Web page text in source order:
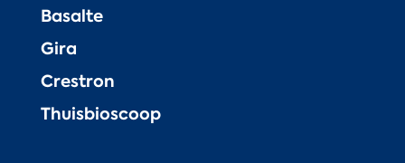
Basalte
Gira
Crestron
Thuisbioscoop